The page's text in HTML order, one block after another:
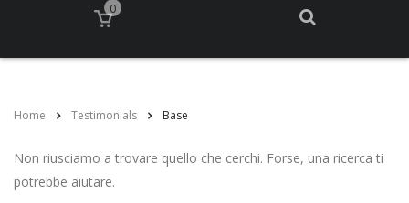
0
Home Testimonials Base
Non riusciamo a trovare quello che cerchi. Forse, una ricerca ti
potrebbe aiutare.